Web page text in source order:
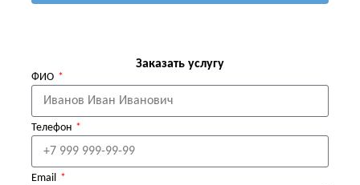
Заказать услугу
ФИО
Телефон
Email